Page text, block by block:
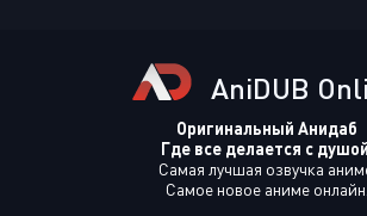
AniDUB
Оригинальный Анидаб
Где все делается с
Самая лучшая озвучка
Самое новое аниме онлайн.